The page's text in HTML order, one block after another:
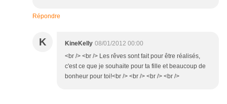
Répondre
K KineKelly 08/01/2012 00:00
<br /> <br /> Les rêves sont fait pour être réalisés,
c'est ce que je souhaite pour ta fille et beaucoup de
bonheur pour toi!<br /> <br /> <br /> <br />